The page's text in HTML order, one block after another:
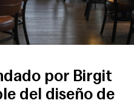
Italiano Català
por Birgit
del diseño de